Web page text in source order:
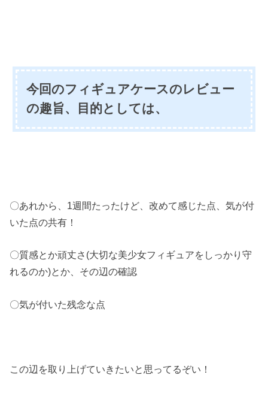
今回のフィギュアケースのレビュー
の趣旨、目的としては、
〇あれから、1週間たったけど、改めて感じた点、気が付
いた点の共有！
〇質感とか頑丈さ(大切な美少女フィギュアをしっかり守
れるのか)とか、その辺の確認
〇気が付いた残念な点
この辺を取り上げていきたいと思ってるぞい！